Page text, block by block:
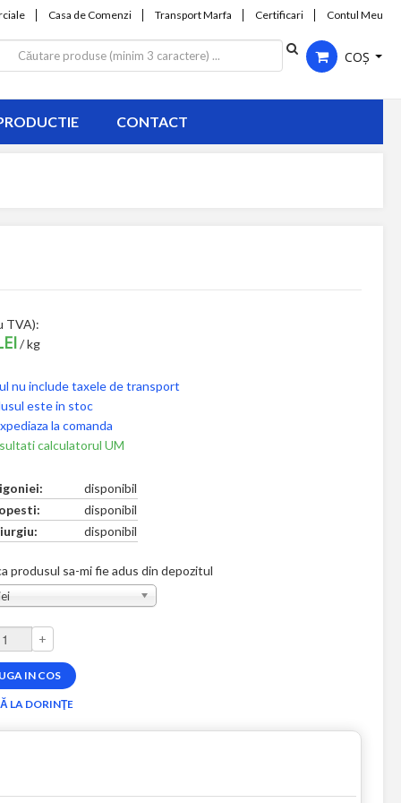
Casa de Comenzi Transport Marfa Certificari Contul Meu
COȘ
CONTACT
TVA):
/ kg
nu include taxele de transport
este in stoc
la comanda
calculatorul UM
disponibil
disponibil
disponibil
produsul sa-mi fie adus din depozitul
+